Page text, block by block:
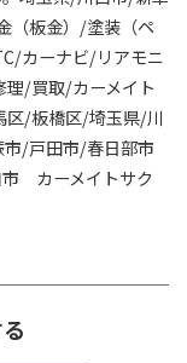
（板金）/塗装（ペ
カーナビ/リアモニ
/買取/カーメイト
/板橋区/埼玉県/川
/戸田市/春日部市
カーメイトサク